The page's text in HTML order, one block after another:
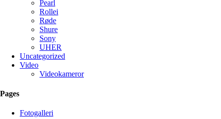
Pearl
Rollei
Røde
Shure
Sony
UHER
Uncategorized
Video
Videokameror
Pages
Fotogalleri